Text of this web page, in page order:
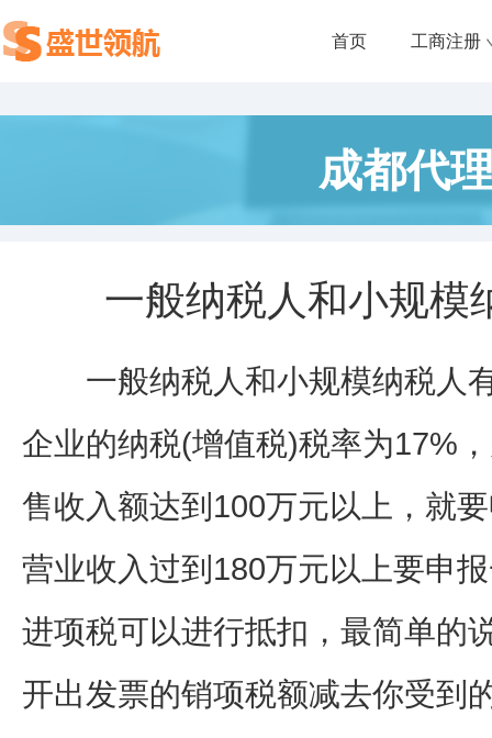
首页 工商注册
成都代
一般纳税人和小规模
一般纳税人和小规模纳税人
企业的纳税(增值税)税率为17%
售收入额达到100万元以上，就
营业收入过到180万元以上要申
进项税可以进行抵扣，最简单的
开出发票的销项税额减去你受到